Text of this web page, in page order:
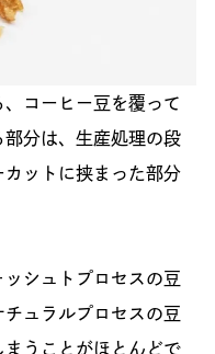
コーヒー豆を覆って
分は、生産処理の段
ットに挟まった部分
シュトプロセスの豆
ュラルプロセスの豆
うことがほとんどで